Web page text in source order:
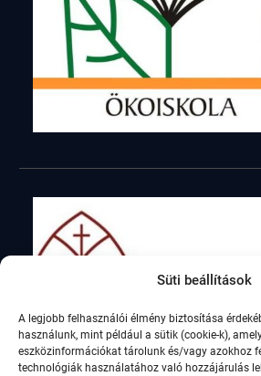
Süti beállítások
A legjobb felhasználói élmény biztosítása
használunk, mint például a sütik (cookie-k),
eszközinformációkat tárolunk és/vagy azokhoz
technológiák használatához való hozzájárulás